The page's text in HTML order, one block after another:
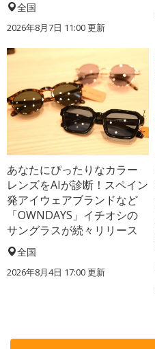
全国
2026年8月7日 11:00更新
あなたにぴったりなカラー
レンズをAIが診断！スペイン
発アイウェアブランドなど
「OWNDAYS」イチオシの
サングラスが続々リリース
全国
2026年8月4日 17:00更新